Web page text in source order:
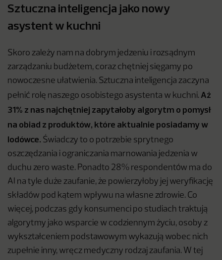
Sztuczna inteligencja jako nowy
asystent w kuchni
Skoro zależy nam na dobrym jedzeniu i rozsądnym
zarządzaniu budżetem, coraz chętniej sięgamy po
nowoczesne ułatwienia. Sztuczna inteligencja zaczyna
pełnić rolę naszego osobistego asystenta w kuchni. Aż
31% z nas najchętniej zapytałoby algorytm o pomysł
na obiad z produktów, które aktualnie posiadamy w
lodówce. Świadczy to o potrzebie sprytnego
oszczędzania i ograniczania marnowania jedzenia w
duchu zero waste. Ponadto 28% respondentów ma do
AI na tyle duże zaufanie, że powierzyłoby jej weryfikację
składów pod kątem wpływu na własne zdrowie. Co
więcej, podczas gdy konsumenci po studiach traktują
algorytmy jako wsparcie w codziennym życiu, osoby z
wykształceniem podstawowym wykazują wobec nich
zupełnie inny, wręcz medyczny rodzaj zaufania. W tej